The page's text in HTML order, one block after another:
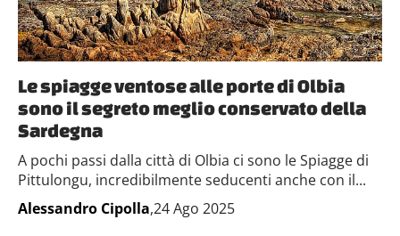
Le spiagge ventose alle porte di Olbia
sono il segreto meglio conservato della
Sardegna
A pochi passi dalla città di Olbia ci sono le Spiagge di
Pittulongu, incredibilmente seducenti anche con il...
Alessandro Cipolla,24 Ago 2025